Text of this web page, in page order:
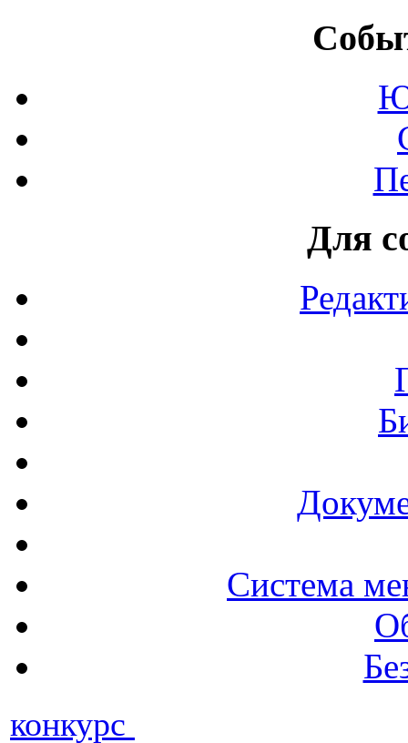
Для
Система
конкурс